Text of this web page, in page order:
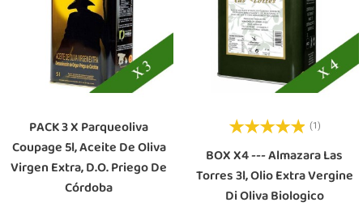
PACK 3 X Parqueoliva
Coupage 5l, Aceite De Oliva
Virgen Extra, D.O. Priego De
Córdoba
(1)
BOX X4 --- Almazara Las
Torres 3l, Olio Extra Vergine
Di Oliva Biologico